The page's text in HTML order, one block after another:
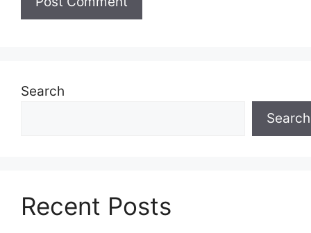
Search
Search
Recent Posts